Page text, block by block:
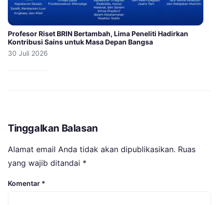
Profesor Riset BRIN Bertambah, Lima Peneliti Hadirkan
Kontribusi Sains untuk Masa Depan Bangsa
30 Juli 2026
Tinggalkan Balasan
Alamat email Anda tidak akan dipublikasikan. Ruas
yang wajib ditandai *
Komentar *